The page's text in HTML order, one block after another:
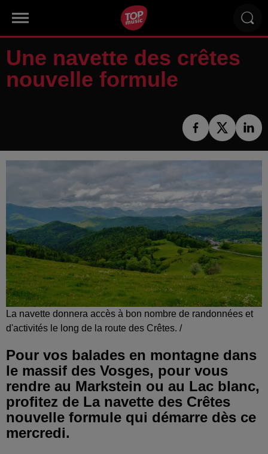
Une navette des crêtes
nouvelle formule
La navette donnera accès à bon nombre de randonnées et
d'activités le long de la route des Crêtes. /
Pour vos balades en montagne dans
le massif des Vosges, pour vous
rendre au Markstein ou au Lac blanc,
profitez de La navette des Crêtes
nouvelle formule qui démarre dès ce
mercredi.